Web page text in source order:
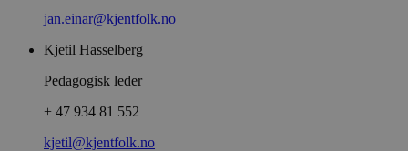
jan.einar@kjentfolk.no
Kjetil Hasselberg
Pedagogisk leder
+ 47 934 81 552
kjetil@kjentfolk.no